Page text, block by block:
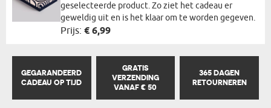
geselecteerde product. Zo ziet het cadeau er
geweldig uit en is het klaar om te worden gegeven.
Prijs: € 6,99
GEGARANDEERD
CADEAU OP TIJD
GRATIS
VERZENDING
VANAF € 50
365 DAGEN
RETOURNEREN